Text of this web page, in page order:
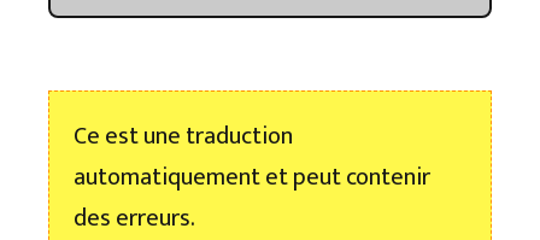
Nieuwsbrief
Ce est une traduction
automatiquement et peut contenir
des erreurs.